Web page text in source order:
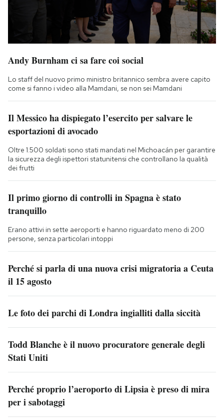
Andy Burnham ci sa fare coi social
Lo staff del nuovo primo ministro britannico sembra avere capito
come si fanno i video alla Mamdani, se non sei Mamdani
Il Messico ha dispiegato l’esercito per salvare le
esportazioni di avocado
Oltre 1.500 soldati sono stati mandati nel Michoacán per garantire
la sicurezza degli ispettori statunitensi che controllano la qualità
dei frutti
Il primo giorno di controlli in Spagna è stato
tranquillo
Erano attivi in sette aeroporti e hanno riguardato meno di 200
persone, senza particolari intoppi
Perché si parla di una nuova crisi migratoria a Ceuta
il 15 agosto
Le foto dei parchi di Londra ingialliti dalla siccità
Todd Blanche è il nuovo procuratore generale degli
Stati Uniti
Perché proprio l’aeroporto di Lipsia è preso di mira
per i sabotaggi